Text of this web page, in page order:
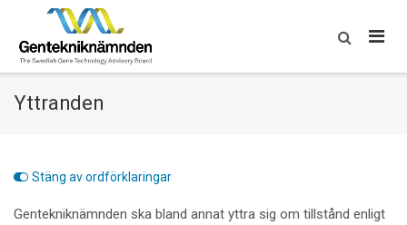
content
Yttranden
Stäng av ordförklaringar
Gentekniknämnden ska bland annat yttra sig om tillstånd enligt